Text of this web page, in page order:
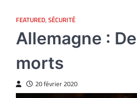
FEATURED, SÉCURITÉ
Allemagne :
morts
20 février 2020